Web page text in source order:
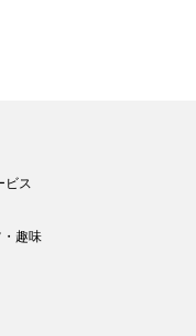
ビス
趣味